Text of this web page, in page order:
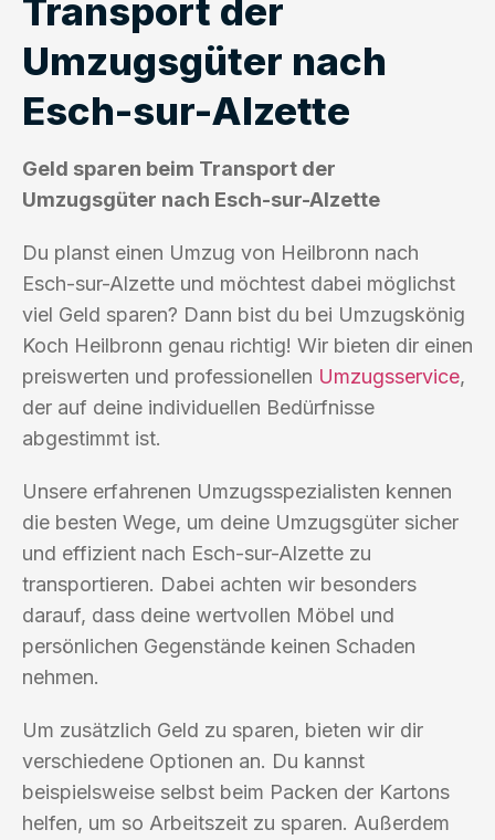
Transport der
Umzugsgüter nach
Esch-sur-Alzette
Geld sparen beim Transport der
Umzugsgüter nach Esch-sur-Alzette
Du planst einen Umzug von Heilbronn nach
Esch-sur-Alzette und möchtest dabei möglichst
viel Geld sparen? Dann bist du bei Umzugskönig
Koch Heilbronn genau richtig! Wir bieten dir einen
preiswerten und professionellen Umzugsservice,
der auf deine individuellen Bedürfnisse
abgestimmt ist.
Unsere erfahrenen Umzugsspezialisten kennen
die besten Wege, um deine Umzugsgüter sicher
und effizient nach Esch-sur-Alzette zu
transportieren. Dabei achten wir besonders
darauf, dass deine wertvollen Möbel und
persönlichen Gegenstände keinen Schaden
nehmen.
Um zusätzlich Geld zu sparen, bieten wir dir
verschiedene Optionen an. Du kannst
beispielsweise selbst beim Packen der Kartons
helfen, um so Arbeitszeit zu sparen. Außerdem